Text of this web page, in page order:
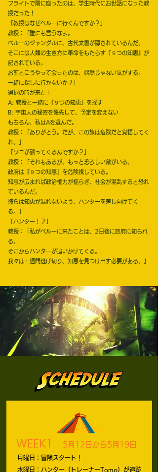
フライトで隣に座ったのは、学生時代にお世話になった教
授だった！
「教授はなぜペルーに行くんですか？」
教授：「誰にも言うなよ。
ペルーのジャングルに、古代文書が隠されているんだ。
そこには人類の生き方に革命をもたらす『９つの知恵』が
記されている。
お前とこうやって会ったのは、偶然じゃない気がする。
一緒に探しに行かないか？」
選択の時が来た：
A: 教授と一緒に『９つの知恵』を探す
B: 宇宙人の秘密を優先して、予定を変えない
もちろん、私はAを選んだ。
教授：「ありがとう。だが、この旅は危険だと覚悟してく
れ。」
「ワニが襲ってくるんですか？」
教授：「それもあるが、もっと恐ろしい敵がいる。
政府は『９つの知恵』を危険視している。
知恵が広まれば政治権力が揺らぎ、社会が混乱すると恐れ
ているんだ。
彼らは知恵が漏れないよう、ハンターを差し向けてく
る。」
「ハンター！？」
教授：「私がペルーに来たことは、2日後に政府に知られ
る。
そこからハンターが追いかけてくる。
我々は１週間逃げ切り、知恵を見つけ出す必要がある。」
WEEK1 5月12日から5月19日
月曜日：冒険スタート！
水曜日：ハンター（トレーナーTomo）が追跡